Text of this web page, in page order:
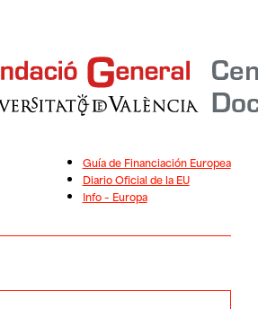
Guía de Financiación Europea
Diario Oficial de la EU
Info – Europa